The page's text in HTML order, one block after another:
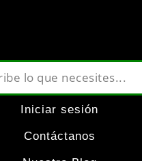
pueden
elegir
en
Iniciar sesión
Contáctanos